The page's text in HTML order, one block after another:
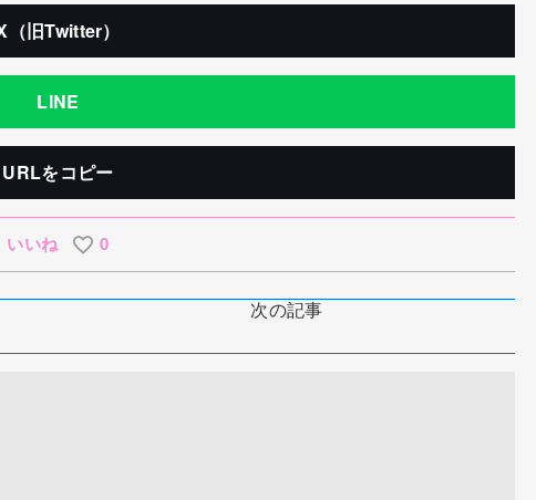
（旧Twitter）
LINE
URLをコピー
いいね 0
次の記事